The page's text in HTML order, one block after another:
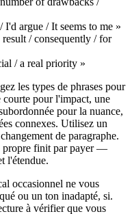
argue / It seems to me »
result / consequently / for
/ a real priority »
les types de phrases pour
pour l'impact, une
pour la nuance,
connexes. Utilisez un
de paragraphe.
propre finit par payer —
l'étendue.
occasionnel ne vous
ou un ton inadapté, si.
à vérifier que vous